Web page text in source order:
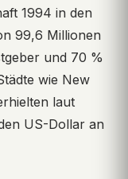
1994 in den
99,6 Millionen
und 70 %
wie New
laut
US-Dollar an